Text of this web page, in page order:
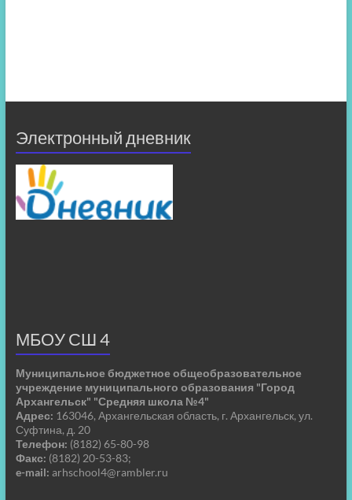
Электронный дневник
МБОУ СШ 4
Муниципальное бюджетное общеобразовательное
учреждение муниципального образования "Город
Архангельск" "Средняя школа №4"
Адрес: 163046, Архангельская область, г. Архангельск, ул.
Суфтина, д. 20
Телефон: (8182) 65-80-98
Факс: (8182) 20-53-83;
e-mail: arhschool4@rambler.ru